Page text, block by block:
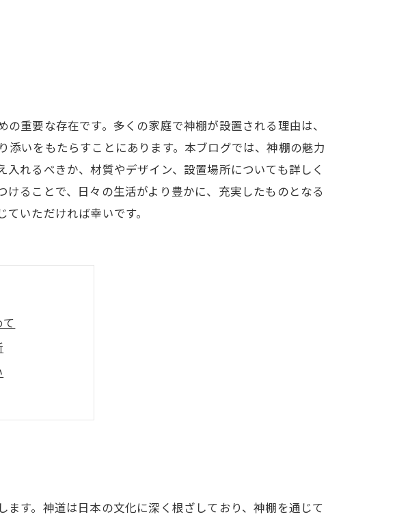
重要な存在です。多くの家庭で神棚が設置される理由は、
いをもたらすことにあります。本ブログでは、神棚の魅力
れるべきか、材質やデザイン、設置場所についても詳しく
ることで、日々の生活がより豊かに、充実したものとなる
いただければ幸いです。
棚
に
す。神道は日本の文化に深く根ざしており、神棚を通じて